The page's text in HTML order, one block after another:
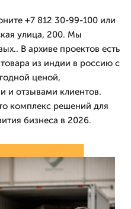
+7 812 30-99-100 или
улица, 200. Мы
В архиве проектов есть
из индии в россию с
ценой,
и отзывами клиентов.
комплекс решений для
бизнеса в 2026.